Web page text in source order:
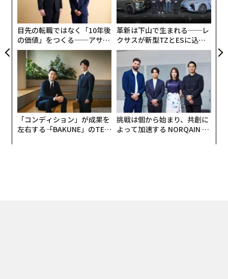
目先の転職ではなく「10年後
の価値」をつくる──アサイ
ンの長期伴走型支援とは
革新は下山で生まれる──レ
クサスが新型TZとESに込め
た「DISCOVER」の哲学
「コンディション」が成果を
左右する――「BAKUNE」のTEN
挑戦は個から始まり、共創に
よって加速する NORQAIN JA